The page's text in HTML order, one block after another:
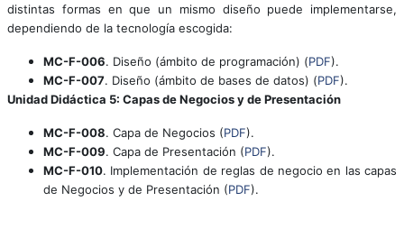
distintas formas en que un mismo diseño puede implementarse,
dependiendo de la tecnología escogida:
MC-F-006. Diseño (ámbito de programación) (PDF).
MC-F-007. Diseño (ámbito de bases de datos) (PDF).
Unidad Didáctica 5: Capas de Negocios y de Presentación
MC-F-008. Capa de Negocios (PDF).
MC-F-009. Capa de Presentación (PDF).
MC-F-010. Implementación de reglas de negocio en las capas
de Negocios y de Presentación (PDF).